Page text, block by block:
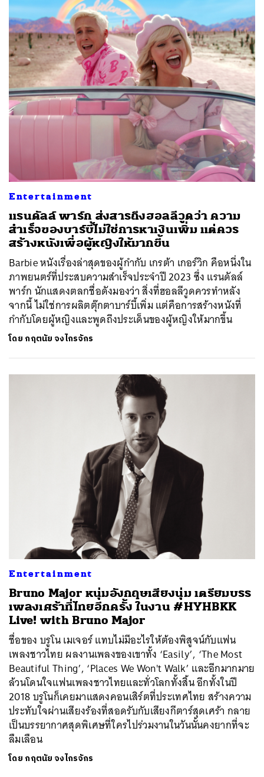
Entertainment
แรนดัลล์ พาร์ก ส่งสารถึงฮอลลีวูดว่า ความ
สำเร็จของบาร์บี้ไม่ใช่การหาเงินเพิ่ม แต่ควร
สร้างหนังเพื่อผู้หญิงให้มากขึ้น
Barbie หนังเรื่องล่าสุดของผู้กำกับ เกรต้า เกอร์วิก คือหนึ่งใน
ภาพยนตร์ที่ประสบความสำเร็จประจำปี 2023 ซึ่ง แรนดัลล์
พาร์ก นักแสดงตลกชื่อดังมองว่า สิ่งที่ฮอลลีวูดควรทำหลัง
จากนี้ ไม่ใช่การผลิตตุ๊กตาบาร์บี้เพิ่ม แต่คือการสร้างหนังที่
กำกับโดยผู้หญิงและพูดถึงประเด็นของผู้หญิงให้มากขึ้น
โดย กฤตนัย จงไกรจักร
Entertainment
Bruno Major หนุ่มอังกฤษเสียงนุ่ม เตรียมบรร
เพลงเศร้าที่ไทยอีกครั้ง ในงาน #HYHBKK
Live! with Bruno Major
ชื่อของ บรูโน เมเจอร์ แทบไม่มีอะไรให้ต้องพิสูจน์กับแฟน
เพลงชาวไทย ผลงานเพลงของเขาทั้ง ‘Easily’, ‘The Most
Beautiful Thing’, ‘Places We Won't Walk’ และอีกมากมาย
ล้วนโดนใจแฟนเพลงชาวไทยและทั่วโลกทั้งสิ้น อีกทั้งในปี
2018 บรูโนก็เคยมาแสดงคอนเสิร์ตที่ประเทศไทย สร้างความ
ประทับใจผ่านเสียงร้องที่สอดรับกับเสียงกีตาร์สุดเศร้า กลาย
เป็นบรรยากาศสุดพิเศษที่ใครไปร่วมงานในวันนั้นคงยากที่จะ
ลืมเลือน
โดย กฤตนัย จงไกรจักร